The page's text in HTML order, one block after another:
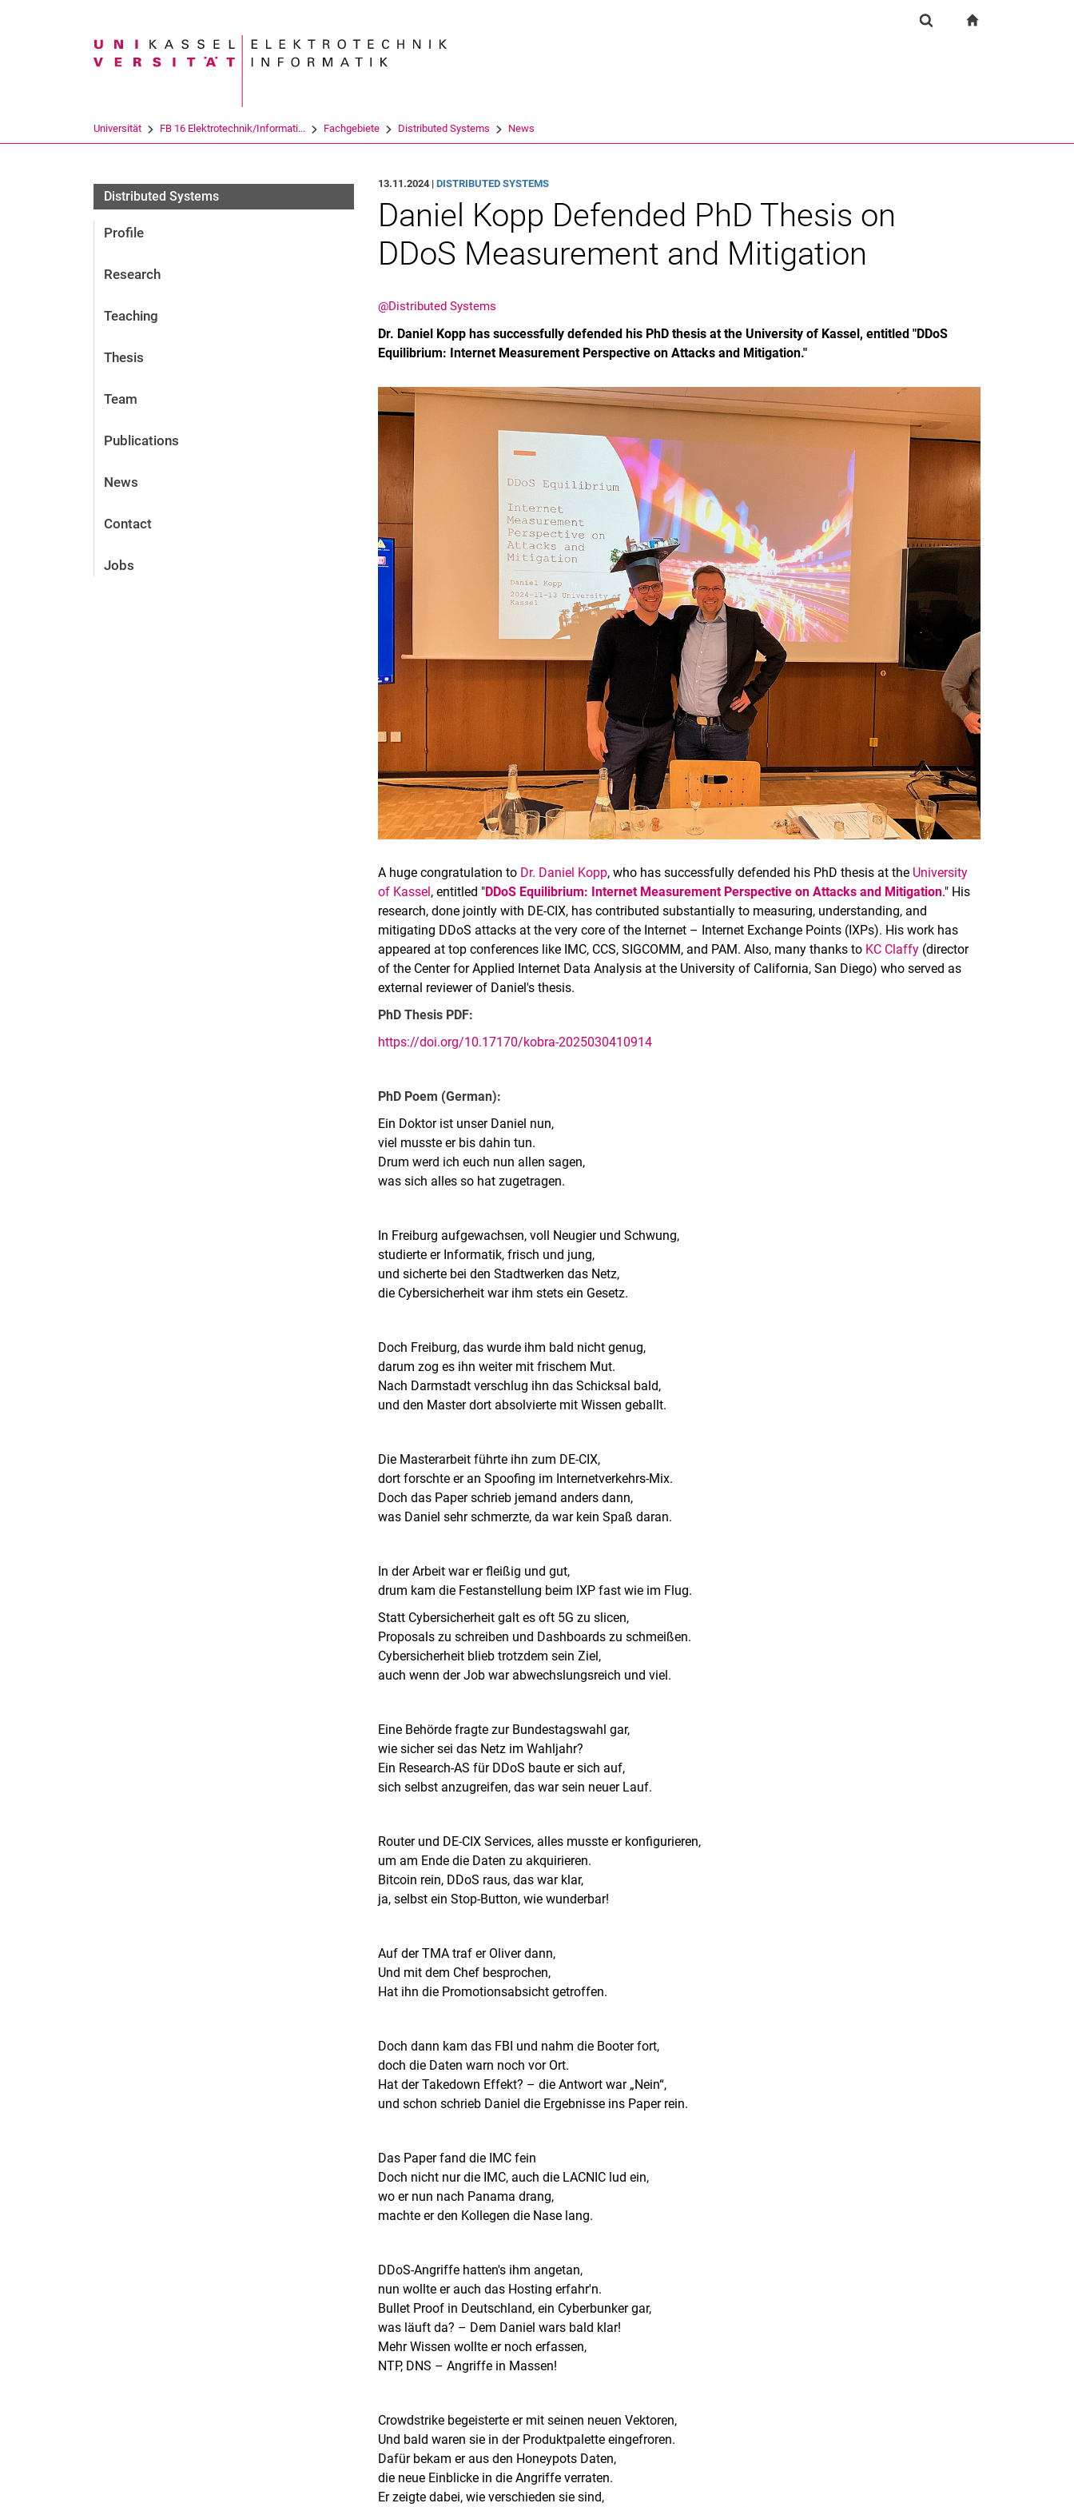
Suchbegriff
Universität FB 16 Elektrotechnik/Informati... Fachgebiete Distributed Systems News
Distributed Systems
Profile
Research
Teaching
Thesis
Team
Publications
News
Contact
Jobs
13.11.2024 |DISTRIBUTED SYSTEMS
Daniel Kopp Defended PhD Thesis on
DDoS Measurement and Mitigation
@Distributed Systems
Dr. Daniel Kopp has successfully defended his PhD thesis at the University of Kassel, entitled "DDoS
Equilibrium: Internet Measurement Perspective on Attacks and Mitigation."
A huge congratulation to Dr. Daniel Kopp, who has successfully defended his PhD thesis at the University
of Kassel, entitled "DDoS Equilibrium: Internet Measurement Perspective on Attacks and Mitigation." His
research, done jointly with DE-CIX, has contributed substantially to measuring, understanding, and
mitigating DDoS attacks at the very core of the Internet – Internet Exchange Points (IXPs). His work has
appeared at top conferences like IMC, CCS, SIGCOMM, and PAM. Also, many thanks to KC Claffy (director
of the Center for Applied Internet Data Analysis at the University of California, San Diego) who served as
external reviewer of Daniel's thesis.
PhD Thesis PDF:
https://doi.org/10.17170/kobra-2025030410914
PhD Poem (German):
Ein Doktor ist unser Daniel nun,
viel musste er bis dahin tun.
Drum werd ich euch nun allen sagen,
was sich alles so hat zugetragen.
In Freiburg aufgewachsen, voll Neugier und Schwung,
studierte er Informatik, frisch und jung,
und sicherte bei den Stadtwerken das Netz,
die Cybersicherheit war ihm stets ein Gesetz.
Doch Freiburg, das wurde ihm bald nicht genug,
darum zog es ihn weiter mit frischem Mut.
Nach Darmstadt verschlug ihn das Schicksal bald,
und den Master dort absolvierte mit Wissen geballt.
Die Masterarbeit führte ihn zum DE-CIX,
dort forschte er an Spoofing im Internetverkehrs-Mix.
Doch das Paper schrieb jemand anders dann,
was Daniel sehr schmerzte, da war kein Spaß daran.
In der Arbeit war er fleißig und gut,
drum kam die Festanstellung beim IXP fast wie im Flug.
Statt Cybersicherheit galt es oft 5G zu slicen,
Proposals zu schreiben und Dashboards zu schmeißen.
Cybersicherheit blieb trotzdem sein Ziel,
auch wenn der Job war abwechslungsreich und viel.
Eine Behörde fragte zur Bundestagswahl gar,
wie sicher sei das Netz im Wahljahr?
Ein Research-AS für DDoS baute er sich auf,
sich selbst anzugreifen, das war sein neuer Lauf.
Router und DE-CIX Services, alles musste er konfigurieren,
um am Ende die Daten zu akquirieren.
Bitcoin rein, DDoS raus, das war klar,
ja, selbst ein Stop-Button, wie wunderbar!
Auf der TMA traf er Oliver dann,
Und mit dem Chef besprochen,
Hat ihn die Promotionsabsicht getroffen.
Doch dann kam das FBI und nahm die Booter fort,
doch die Daten warn noch vor Ort.
Hat der Takedown Effekt? – die Antwort war „Nein“,
und schon schrieb Daniel die Ergebnisse ins Paper rein.
Das Paper fand die IMC fein
Doch nicht nur die IMC, auch die LACNIC lud ein,
wo er nun nach Panama drang,
machte er den Kollegen die Nase lang.
DDoS-Angriffe hatten's ihm angetan,
nun wollte er auch das Hosting erfahr'n.
Bullet Proof in Deutschland, ein Cyberbunker gar,
was läuft da? – Dem Daniel wars bald klar!
Mehr Wissen wollte er noch erfassen,
NTP, DNS – Angriffe in Massen!
Crowdstrike begeisterte er mit seinen neuen Vektoren,
Und bald waren sie in der Produktpalette eingefroren.
Dafür bekam er aus den Honeypots Daten,
die neue Einblicke in die Angriffe verraten.
Er zeigte dabei, wie verschieden sie sind,